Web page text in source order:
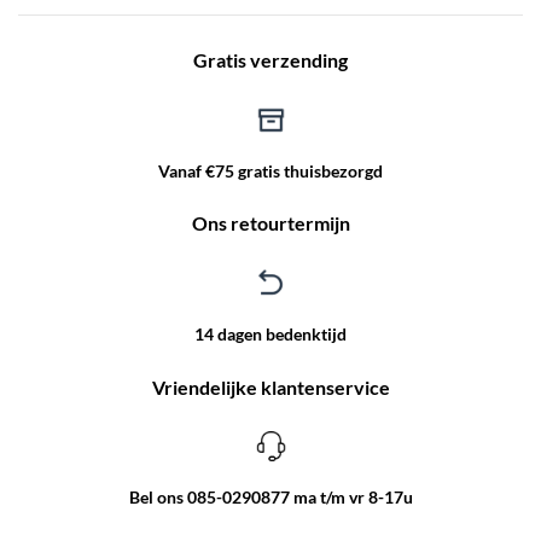
Gratis verzending
Vanaf €75 gratis thuisbezorgd
Ons retourtermijn
14 dagen bedenktijd
Vriendelijke klantenservice
Bel ons 085-0290877 ma t/m vr 8-17u